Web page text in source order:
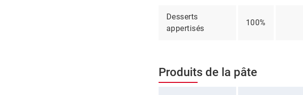
Desserts
appertisés
100%
Produits de la pâte